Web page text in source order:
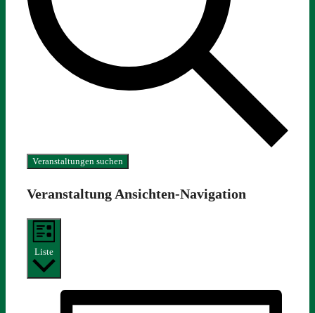
Veranstaltungen suchen
Veranstaltung Ansichten-Navigation
Liste